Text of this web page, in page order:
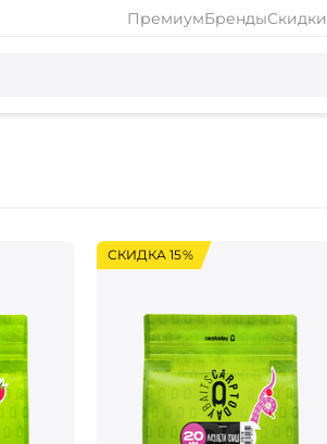
ПремиумБрендыСкидки
СКИДКА 15%